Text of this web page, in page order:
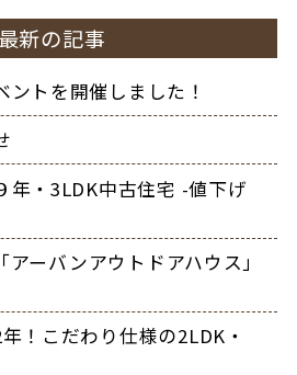
最新の記事
ントを開催しました！
年・3LDK中古住宅 -値下げ
アーバンアウトドアハウス」
！こだわり仕様の2LDK・